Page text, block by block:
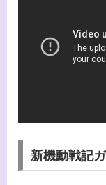
新機動戦記